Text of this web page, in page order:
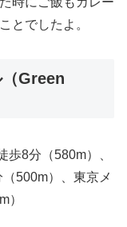
とでしたよ。
Green
歩8分（580m）、
500m）、東京メ
）